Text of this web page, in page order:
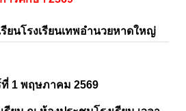
ยนโรงเรียนเทพอำนวยหาดใหญ่
1 พฤษภาคม 2569